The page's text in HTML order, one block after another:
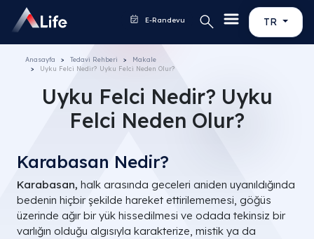
TR
E-Randevu
Anasayfa Tedavi Rehberi
Makale
Uyku Felci Nedir? Uyku Felci Neden Olur?
Uyku Felci Nedir? Uyku
Felci Neden Olur?
Karabasan Nedir?
Karabasan, halk arasında geceleri aniden uyanıldığında
bedenin hiçbir şekilde hareket ettirilememesi, göğüs
üzerinde ağır bir yük hissedilmesi ve odada tekinsiz bir
varlığın olduğu algısıyla karakterize, mistik ya da